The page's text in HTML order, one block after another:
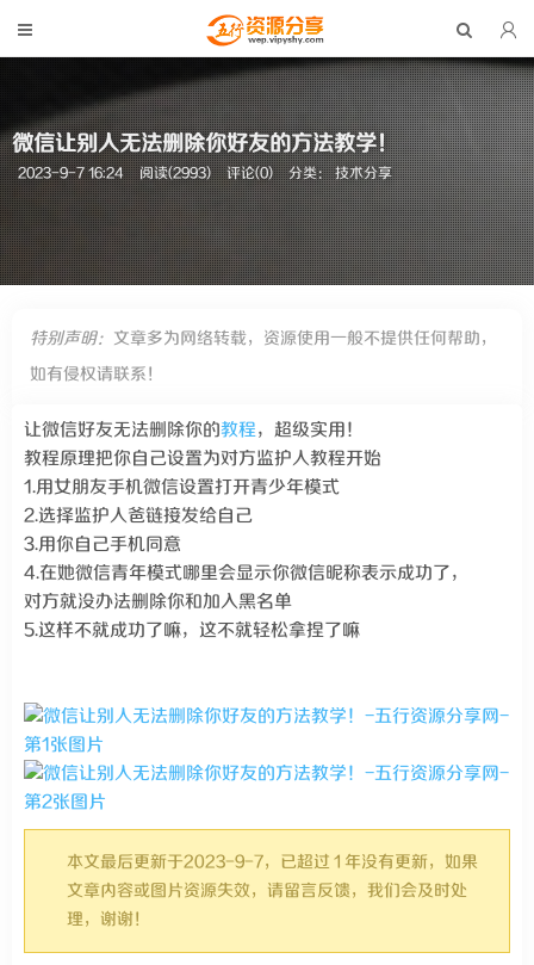
微信让别人无法删除你好友的方法教学！
2023-9-7 16:24 阅读(2993) 评论(0) 分类：技术分享
特别声明： 文章多为网络转载，资源使用一般不提供任何帮助，
如有侵权请联系！
让微信好友无法删除你的教程，超级实用！
教程原理把你自己设置为对方监护人教程开始
1.用女朋友手机微信设置打开青少年模式
2.选择监护人爸链接发给自己
3.用你自己手机同意
4.在她微信青年模式哪里会显示你微信昵称表示成功了，
对方就没办法删除你和加入黑名单
5.这样不就成功了嘛，这不就轻松拿捏了嘛
本文最后更新于2023-9-7，已超过 1 年没有更新，如果
文章内容或图片资源失效，请留言反馈，我们会及时处
理，谢谢！